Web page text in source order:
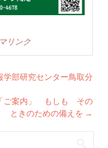
リンク
部研究センター鳥取分
「ご案内」 もしも その
ときのための備えを →